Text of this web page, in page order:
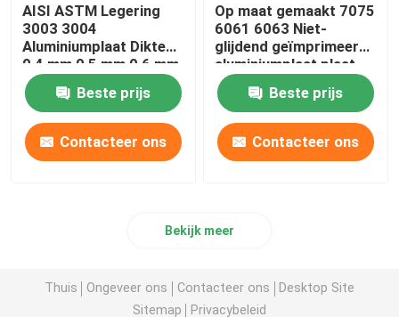
AISI ASTM Legering
3003 3004
Aluminiumplaat Dikte
0,4 mm 0,5 mm 0,6 mm
Beste prijs
Contacteer ons
Op maat gemaakt 7075
6061 6063 Niet-
glijdend geïmprimeerd
aluminiumplaat plaat
legeringsmetaal
Beste prijs
Contacteer ons
Bekijk meer
Thuis Ongeveer ons Contacteer ons
Desktop Site
Sitemap
Privacybeleid